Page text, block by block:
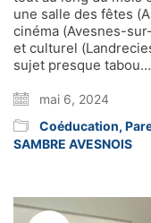
une salle des fêtes
cinéma (Avesnes-
et culturel
sujet presque
mai 6, 2024
Coéducation,
SAMBRE AVESNOIS